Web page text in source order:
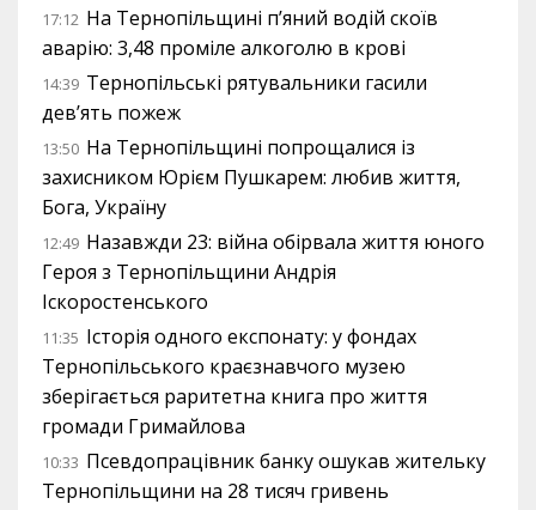
17:12 На Тернопільщині п’яний водій скоїв
аварію: 3,48 проміле алкоголю в крові
14:39 Тернопільські рятувальники гасили
дев’ять пожеж
13:50 На Тернопільщині попрощалися із
захисником Юрієм Пушкарем: любив життя,
Бога, Україну
12:49 Назавжди 23: війна обірвала життя юного
Героя з Тернопільщини Андрія
Іскоростенського
11:35 Історія одного експонату: у фондах
Тернопільського краєзнавчого музею
зберігається раритетна книга про життя
громади Гримайлова
10:33 Псевдопрацівник банку ошукав жительку
Тернопільщини на 28 тисяч гривень